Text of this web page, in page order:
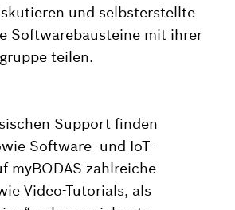
und selbsterstellte
Softwarebausteine mit ihrer
teilen.
Support finden
Software- und IoT-
myBODAS zahlreiche
Video-Tutorials, als